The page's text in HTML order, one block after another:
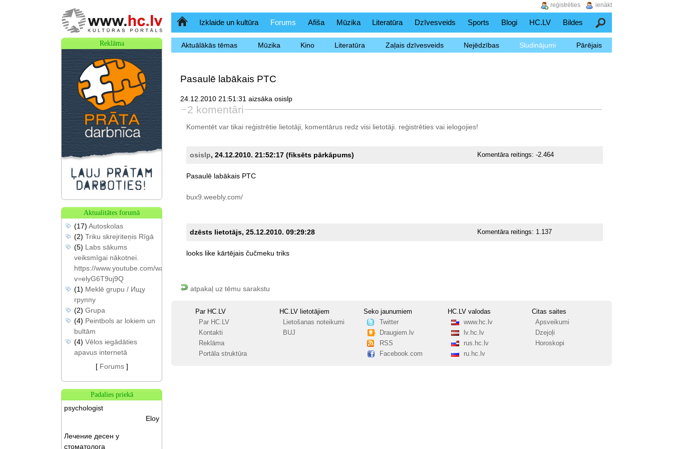
SākumlapaIzklaide un kultūra Forums Afiša Mūzika Literatūra Dzīvesveids Sports Blogi HC.LV Bildes Meklēšana
Aktuālākās tēmas Mūzika Kino Literatūra Zaļais dzīvesveids Nejēdzības Sludinājumi Pārējais
Pasaulē labākais PTC
24.12.2010 21:51:31 aizsāka osislp
2 komentāri
Komentēt var tikai reģistrētie lietotāji, komentārus redz visi lietotāji. reģistrētiesvai ielogojies!
osislp, 24.12.2010. 21:52:17 (fiksēts pārkāpums) Komentāra reitings:-2.464
Pasaulē labākais PTC
bux9.weebly.com/
dzēsts lietotājs, 25.12.2010. 09:29:28 Komentāra reitings: 1.137
looks like kārtējais čučmeku triks
atpakaļ uz tēmu sarakstu
Par HC.LV
Par HC.LV
Kontakti
Reklāma
Portāla struktūra
HC.LV lietotājiem
Lietošanas noteikumi
BUJ
Seko jaunumiem
Twitter
Draugiem.lv
RSS
Facebook.com
HC.LV valodas
www.hc.lv
lv.hc.lv
rus.hc.lv
ru.hc.lv
Citas saites
Apsveikumi
Dzejoļi
Horoskopi
Reklāma
Aktualitātes forumā
(17) Autoskolas
(2) Triku skrejriteņis Rīgā
(5) Labs sākums
veiksmīgai nākotnei.
https://www.youtube.com/watch?
v=elyG6T9uj9Q
(1) Meklē grupu / Ищу
группу
(2) Grupa
(4) Peintbols ar lokiem un
bultām
(4) Vēlos iegādāties
apavus internetā
[ Forums]
Padalies priekā
psychologist
Eloy
Лечение десен у
стоматолога
ienākt
reģistrēties